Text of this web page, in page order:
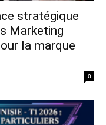
stratégique
Marketing
la marque
0